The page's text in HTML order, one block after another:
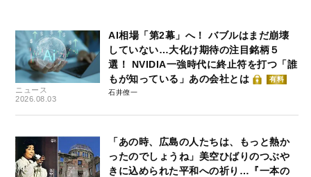
ニュース
2026.08.03
AI相場「第2幕」へ！ バブルはまだ崩壊
していない…大化け期待の注目銘柄５
選！ NVIDIA一強時代に終止符を打つ「誰
もが知っている」あの会社とは
有料
石井僚一
「あの時、広島の人たちは、もっと熱か
ったのでしょうね」美空ひばりのつぶや
きに込められた平和への祈り…『一本の